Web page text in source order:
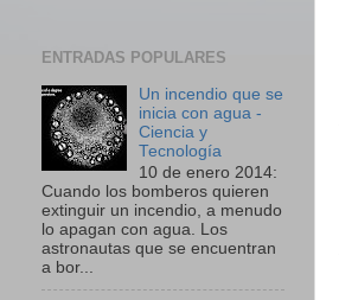
ENTRADAS POPULARES
Un incendio que se
inicia con agua -
Ciencia y
Tecnología
10 de enero 2014:
Cuando los bomberos quieren
extinguir un incendio, a menudo
lo apagan con agua. Los
astronautas que se encuentran
a bor...